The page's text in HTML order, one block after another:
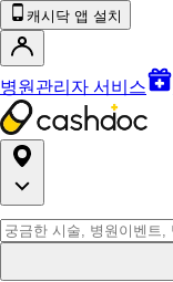
캐시닥 앱 설치
병원관리자 서비스